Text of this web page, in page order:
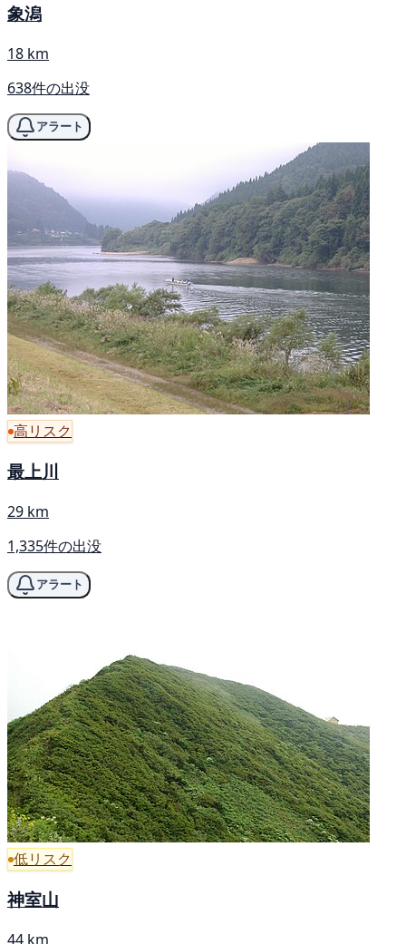
象潟
18 km
638件の出没
アラート
高リスク
最上川
29 km
1,335件の出没
アラート
低リスク
神室山
44 km